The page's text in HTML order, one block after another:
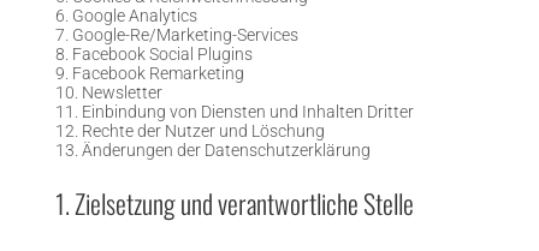
6. Google Analytics
7. Google-Re/Marketing-Services
8. Facebook Social Plugins
9. Facebook Remarketing
10. Newsletter
11. Einbindung von Diensten und Inhalten Dritter
12. Rechte der Nutzer und Löschung
13. Änderungen der Datenschutzerklärung
1. Zielsetzung und verantwortliche Stelle